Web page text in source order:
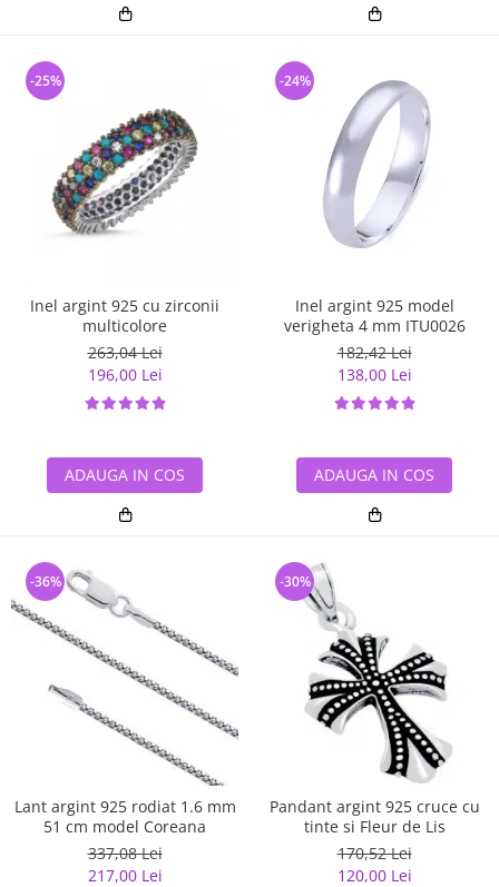
Inel argint 925 cu zirconii
multicolore
263,04 Lei
196,00 Lei
-25%
ADAUGA IN COS
Inel argint 925 model
verigheta 4 mm ITU0026
182,42 Lei
138,00 Lei
-24%
ADAUGA IN COS
Lant argint 925 rodiat 1.6 mm
51 cm model Coreana
337,08 Lei
217,00 Lei
-36%
Pandant argint 925 cruce cu
tinte si Fleur de Lis
170,52 Lei
120,00 Lei
-30%